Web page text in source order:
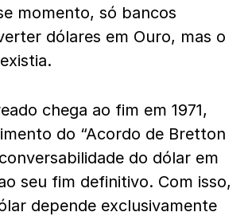
momento, só bancos
dólares em Ouro, mas o
chega ao fim em 1971,
do “Acordo de Bretton
do dólar em
seu fim definitivo. Com isso,
depende exclusivamente